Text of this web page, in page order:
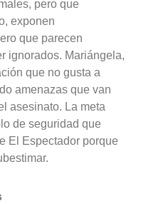
pero que
exponen
que parecen
ignorados. Mariángela,
que no gusta a
amenazas que van
asesinato. La meta
de seguridad que
El Espectador porque